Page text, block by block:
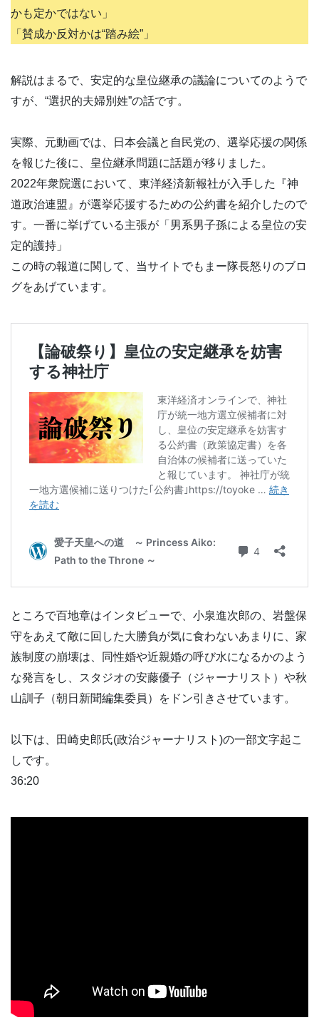
かも定かではない」
「賛成か反対かは“踏み絵”」
解説はまるで、安定的な皇位継承の議論についてのようで
すが、“選択的夫婦別姓”の話です。
実際、元動画では、日本会議と自民党の、選挙応援の関係
を報じた後に、皇位継承問題に話題が移りました。
2022年衆院選において、東洋経済新報社が入手した『神
道政治連盟』が選挙応援するための公約書を紹介したので
す。一番に挙げている主張が「男系男子孫による皇位の安
定的護持」
この時の報道に関して、当サイトでもまー隊長怒りのブロ
グをあげています。
ところで百地章はインタビューで、小泉進次郎の、岩盤保
守をあえて敵に回した大勝負が気に食わないあまりに、家
族制度の崩壊は、同性婚や近親婚の呼び水になるかのよう
な発言をし、スタジオの安藤優子（ジャーナリスト）や秋
山訓子（朝日新聞編集委員）をドン引きさせています。
以下は、田崎史郎氏(政治ジャーナリスト)の一部文字起こ
しです。
36:20